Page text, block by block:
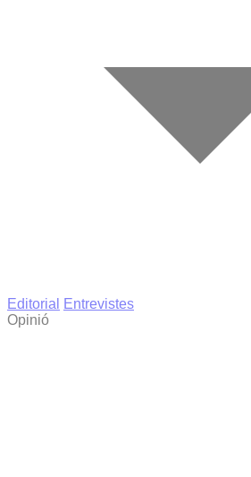
Editorial
Entrevistes
Opinió